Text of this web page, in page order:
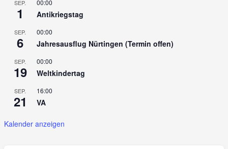
SEP.
1
00:00
Antikriegstag
SEP.
6
00:00
Jahresausflug Nürtingen (Termin offen)
SEP.
19
00:00
Weltkindertag
SEP.
21
16:00
VA
Kalender anzeigen